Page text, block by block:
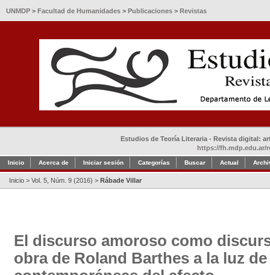
UNMDP > Facultad de Humanidades > Publicaciones > Revistas
Estudios de Teoría Literaria - Revista digital:
https://fh.mdp.edu.ar/
Inicio Acerca de Iniciar sesión Categorías Buscar Actual
Inicio > Vol. 5, Núm. 9 (2016) > Rábade Villar
El discurso amoroso como
obra de Roland Barthes a la luz